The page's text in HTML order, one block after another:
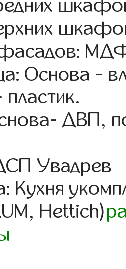
Основа -
ДВП,
Увадрев
Кухня
Hettich)